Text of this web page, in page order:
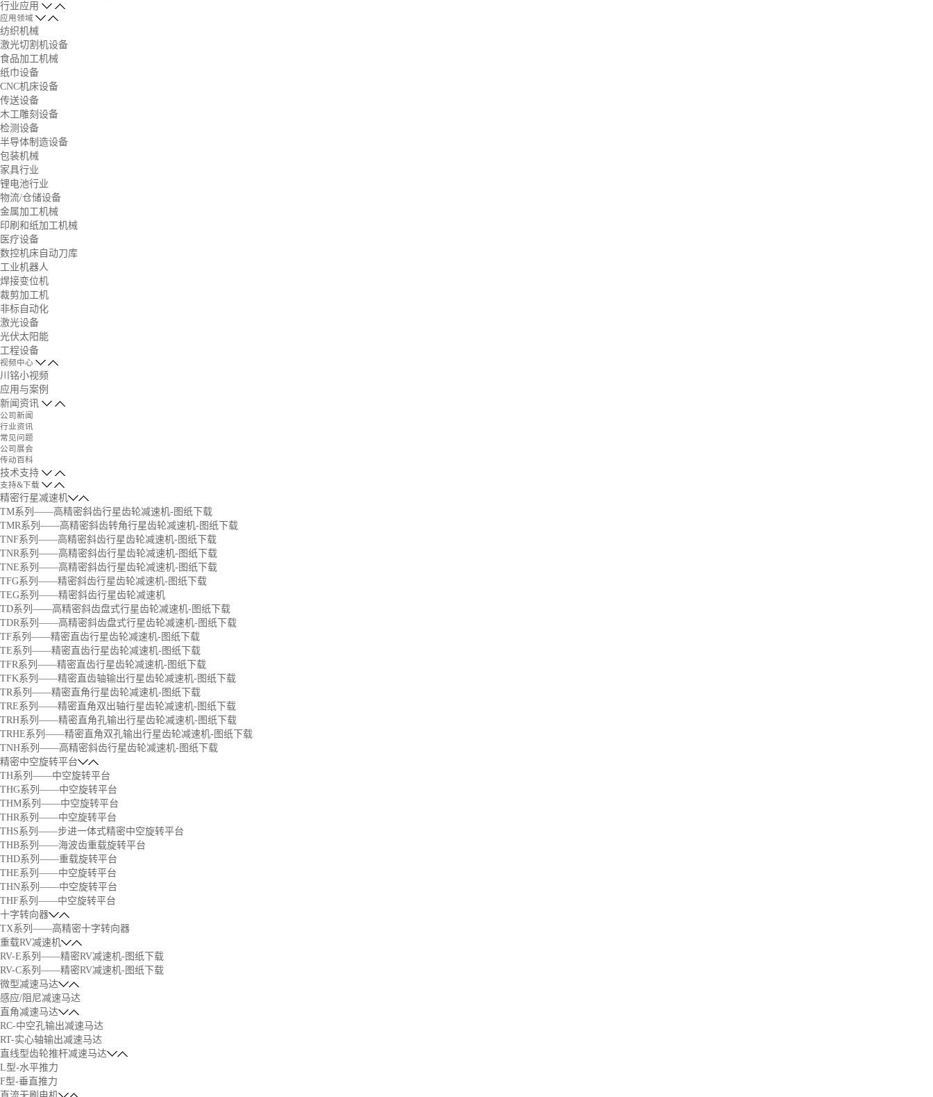
行业应用
应用领域
纺织机械
激光切割机设备
食品加工机械
纸巾设备
CNC机床设备
传送设备
木工雕刻设备
检测设备
半导体制造设备
包装机械
家具行业
锂电池行业
物流/仓储设备
金属加工机械
印刷和纸加工机械
医疗设备
数控机床自动刀库
工业机器人
焊接变位机
裁剪加工机
非标自动化
激光设备
光伏太阳能
工程设备
视频中心
川铭小视频
应用与案例
新闻资讯
公司新闻
行业资讯
常见问题
公司展会
传动百科
技术支持
支持&下载
精密行星减速机
TM系列——高精密斜齿行星齿轮减速机-图纸下载
TMR系列——高精密斜齿转角行星齿轮减速机-图纸下载
TNF系列——高精密斜齿行星齿轮减速机-图纸下载
TNR系列——高精密斜齿行星齿轮减速机-图纸下载
TNE系列——高精密斜齿行星齿轮减速机-图纸下载
TFG系列——精密斜齿行星齿轮减速机-图纸下载
TEG系列——精密斜齿行星齿轮减速机
TD系列——高精密斜齿盘式行星齿轮减速机-图纸下载
TDR系列——高精密斜齿盘式行星齿轮减速机-图纸下载
TF系列——精密直齿行星齿轮减速机-图纸下载
TE系列——精密直齿行星齿轮减速机-图纸下载
TFR系列——精密直齿行星齿轮减速机-图纸下载
TFK系列——精密直齿轴输出行星齿轮减速机-图纸下载
TR系列——精密直角行星齿轮减速机-图纸下载
TRE系列——精密直角双出轴行星齿轮减速机-图纸下载
TRH系列——精密直角孔输出行星齿轮减速机-图纸下载
TRHE系列——精密直角双孔输出行星齿轮减速机-图纸下载
TNH系列——高精密斜齿行星齿轮减速机-图纸下载
精密中空旋转平台
TH系列——中空旋转平台
THG系列——中空旋转平台
THM系列——中空旋转平台
THR系列——中空旋转平台
THS系列——步进一体式精密中空旋转平台
THB系列——海波齿重载旋转平台
THD系列——重载旋转平台
THE系列——中空旋转平台
THN系列——中空旋转平台
THF系列——中空旋转平台
十字转向器
TX系列——高精密十字转向器
重载RV减速机
RV-E系列——精密RV减速机-图纸下载
RV-C系列——精密RV减速机-图纸下载
微型减速马达
感应/阻尼减速马达
直角减速马达
RC-中空孔输出减速马达
RT-实心轴输出减速马达
直线型齿轮推杆减速马达
L型-水平推力
F型-垂直推力